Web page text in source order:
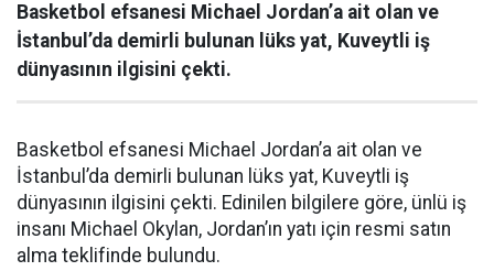
Basketbol efsanesi Michael Jordan’a ait olan ve
İstanbul’da demirli bulunan lüks yat, Kuveytli iş
dünyasının ilgisini çekti.
Basketbol efsanesi Michael Jordan’a ait olan ve
İstanbul’da demirli bulunan lüks yat, Kuveytli iş
dünyasının ilgisini çekti. Edinilen bilgilere göre, ünlü iş
insanı Michael Okylan, Jordan’ın yatı için resmi satın
alma teklifinde bulundu.